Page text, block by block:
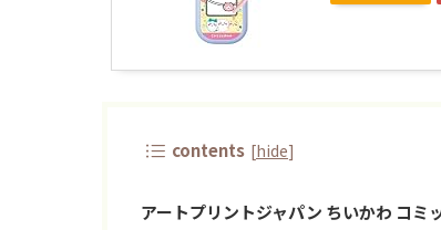
contents [hide]
アートプリントジャパン ちいかわ コミ